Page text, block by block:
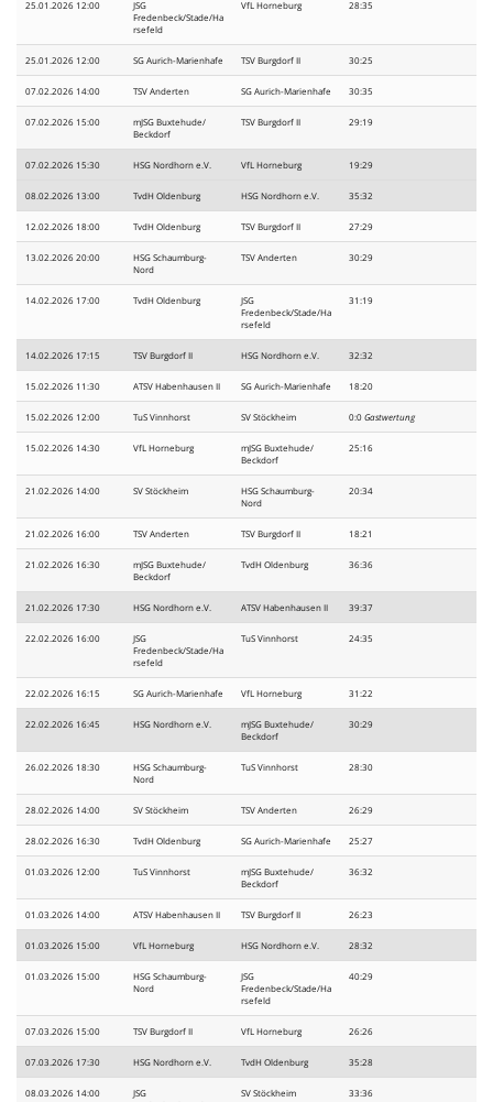
25.01.2026 12:00
JSG
Fredenbeck/Stade/Ha
rsefeld
VfL Horneburg 28:35
25.01.2026 12:00 SG Aurich-Marienhafe TSV Burgdorf II 30:25
07.02.2026 14:00 TSV Anderten SG Aurich-Marienhafe 30:35
07.02.2026 15:00
mJSG Buxtehude/
Beckdorf
TSV Burgdorf II 29:19
07.02.2026 15:30 HSG Nordhorn e.V. VfL Horneburg 19:29
08.02.2026 13:00 TvdH Oldenburg HSG Nordhorn e.V. 35:32
12.02.2026 18:00 TvdH Oldenburg TSV Burgdorf II 27:29
13.02.2026 20:00
HSG Schaumburg-
Nord
TSV Anderten 30:29
14.02.2026 17:00 TvdH Oldenburg
JSG
Fredenbeck/Stade/Ha
rsefeld
31:19
14.02.2026 17:15 TSV Burgdorf II HSG Nordhorn e.V. 32:32
15.02.2026 11:30 ATSV Habenhausen II SG Aurich-Marienhafe 18:20
15.02.2026 12:00 TuS Vinnhorst SV Stöckheim 0:0Gastwertung
15.02.2026 14:30 VfL Horneburg
mJSG Buxtehude/
Beckdorf
25:16
21.02.2026 14:00 SV Stöckheim
HSG Schaumburg-
Nord
20:34
21.02.2026 16:00 TSV Anderten TSV Burgdorf II 18:21
21.02.2026 16:30
mJSG Buxtehude/
Beckdorf
TvdH Oldenburg 36:36
21.02.2026 17:30 HSG Nordhorn e.V. ATSV Habenhausen II 39:37
22.02.2026 16:00
JSG
Fredenbeck/Stade/Ha
rsefeld
TuS Vinnhorst 24:35
22.02.2026 16:15 SG Aurich-Marienhafe VfL Horneburg 31:22
22.02.2026 16:45 HSG Nordhorn e.V.
mJSG Buxtehude/
Beckdorf
30:29
26.02.2026 18:30
HSG Schaumburg-
Nord
TuS Vinnhorst 28:30
28.02.2026 14:00 SV Stöckheim TSV Anderten 26:29
28.02.2026 16:30 TvdH Oldenburg SG Aurich-Marienhafe 25:27
01.03.2026 12:00 TuS Vinnhorst
mJSG Buxtehude/
Beckdorf
36:32
01.03.2026 14:00 ATSV Habenhausen II TSV Burgdorf II 26:23
01.03.2026 15:00 VfL Horneburg HSG Nordhorn e.V. 28:32
01.03.2026 15:00
HSG Schaumburg-
Nord
JSG
Fredenbeck/Stade/Ha
rsefeld
40:29
07.03.2026 15:00 TSV Burgdorf II VfL Horneburg 26:26
07.03.2026 17:30 HSG Nordhorn e.V. TvdH Oldenburg 35:28
08.03.2026 14:00
JSG
SV Stöckheim 33:36